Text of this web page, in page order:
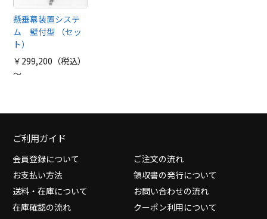
懸垂幕装置システ
ム 壁付型 （セッ
ト）
￥299,200（税込）
～
ご利用ガイド
会員登録について
ご注文の流れ
お支払い方法
領収書の発行について
送料・在庫について
お問い合わせの流れ
在庫確認の流れ
クーポン利用について